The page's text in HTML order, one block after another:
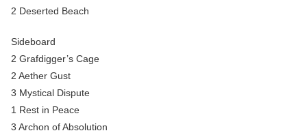
2 Deserted Beach
Sideboard
2 Grafdigger’s Cage
2 Aether Gust
3 Mystical Dispute
1 Rest in Peace
3 Archon of Absolution